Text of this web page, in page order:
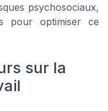
psychosociaux,
pour optimiser ce
sur la